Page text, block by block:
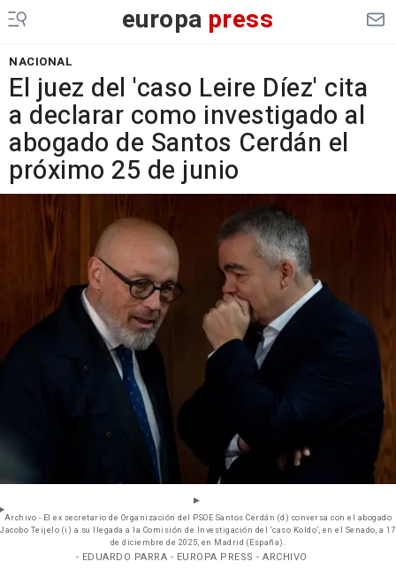
europa press
NACIONAL
El juez del 'caso Leire Díez' cita
a declarar como investigado al
abogado de Santos Cerdán el
próximo 25 de junio
Archivo - El ex secretario de Organización del PSOE Santos Cerdán (d) conversa con el abogado
Jacobo Teijelo (i) a su llegada a la Comisión de Investigación del ‘caso Koldo’, en el Senado, a 17
de diciembre de 2025, en Madrid (España).
- EDUARDO PARRA - EUROPA PRESS - ARCHIVO